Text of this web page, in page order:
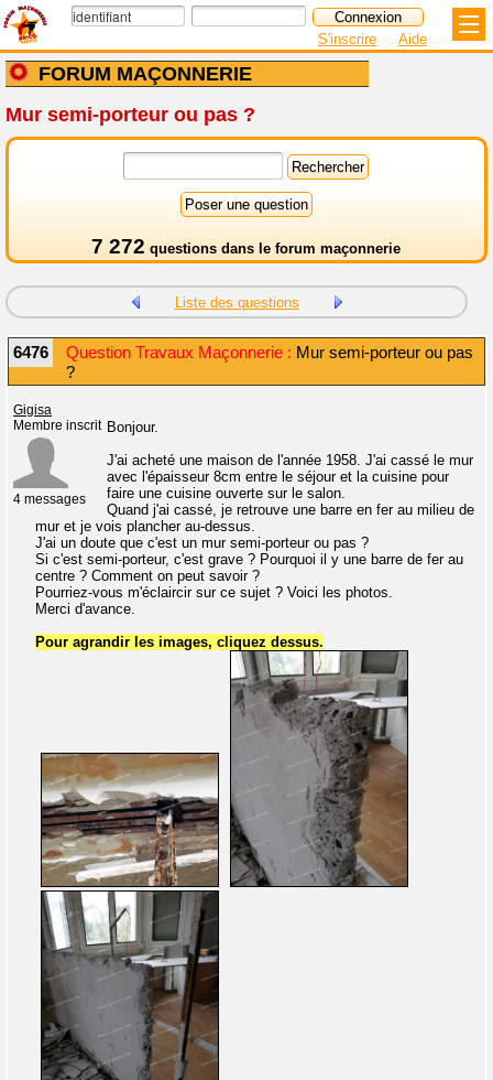
FORUM MAÇONNERIE
S'inscrire Aide
Mur semi-porteur ou pas ?
7 272 questions dans le forum maçonnerie
Liste des questions
6476 Question Travaux Maçonnerie : Mur semi-porteur ou pas
?
Gigisa
Membre inscrit
4 messages
Bonjour.
J'ai acheté une maison de l'année 1958. J'ai cassé le mur
avec l'épaisseur 8cm entre le séjour et la cuisine pour
faire une cuisine ouverte sur le salon.
Quand j'ai cassé, je retrouve une barre en fer au milieu de
mur et je vois plancher au-dessus.
J'ai un doute que c'est un mur semi-porteur ou pas ?
Si c'est semi-porteur, c'est grave ? Pourquoi il y une barre de fer au
centre ? Comment on peut savoir ?
Pourriez-vous m'éclaircir sur ce sujet ? Voici les photos.
Merci d'avance.
Pour agrandir les images, cliquez dessus.